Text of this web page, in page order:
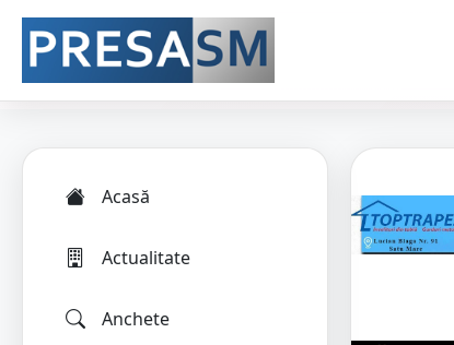
Acasă
Actualitate
Anchete